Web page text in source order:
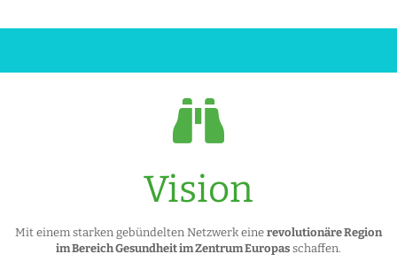
Vision
Mit einem starken gebündelten Netzwerk eine revolutionäre Region
im Bereich Gesundheit im Zentrum Europas schaffen.